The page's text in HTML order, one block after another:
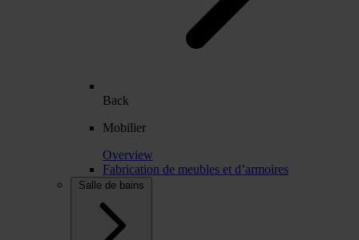
Back
Mobilier
Overview
Fabrication de meubles et d’armoires
Salle de bains